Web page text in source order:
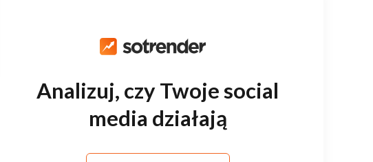
Analizuj, czy Twoje social
media działają